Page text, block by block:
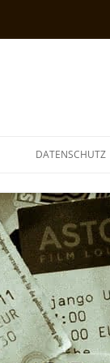
DATENSCHUTZ